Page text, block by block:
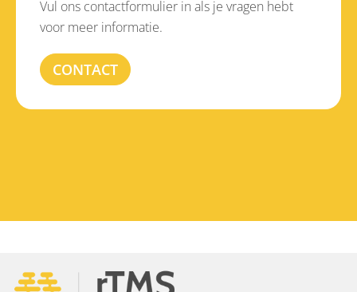
Vul ons contactformulier in als je vragen hebt
voor meer informatie.
CONTACT